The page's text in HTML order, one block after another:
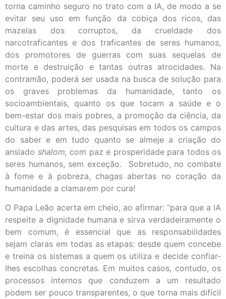
torna caminho seguro no trato com a IA, de modo a se
evitar seu uso em função da cobiça dos ricos, das
mazelas dos corruptos, da crueldade dos
narcotraficantes e dos traficantes de seres humanos,
dos promotores de guerras com suas sequelas de
morte e destruição e tantas outras atrocidades. Na
contramão, poderá ser usada na busca de solução para
os graves problemas da humanidade, tanto os
socioambientais, quanto os que tocam a saúde e o
bem-estar dos mais pobres, a promoção da ciência, da
cultura e das artes, das pesquisas em todos os campos
do saber e em tudo quanto se almeje a criação do
ansiado shalom, com paz e prosperidade para todos os
seres humanos, sem exceção. Sobretudo, no combate
à fome e à pobreza, chagas abertas no coração da
humanidade a clamarem por cura!
O Papa Leão acerta em cheio, ao afirmar: “para que a IA
respeite a dignidade humana e sirva verdadeiramente o
bem comum, é essencial que as responsabilidades
sejam claras em todas as etapas: desde quem concebe
e treina os sistemas a quem os utiliza e decide confiar-
lhes escolhas concretas. Em muitos casos, contudo, os
processos internos que conduzem a um resultado
podem ser pouco transparentes, o que torna mais difícil